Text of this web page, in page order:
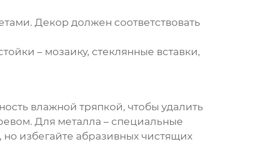
Декор должен соответствовать
– мозаику, стеклянные вставки,
влажной тряпкой, чтобы удалить
Для металла – специальные
избегайте абразивных чистящих